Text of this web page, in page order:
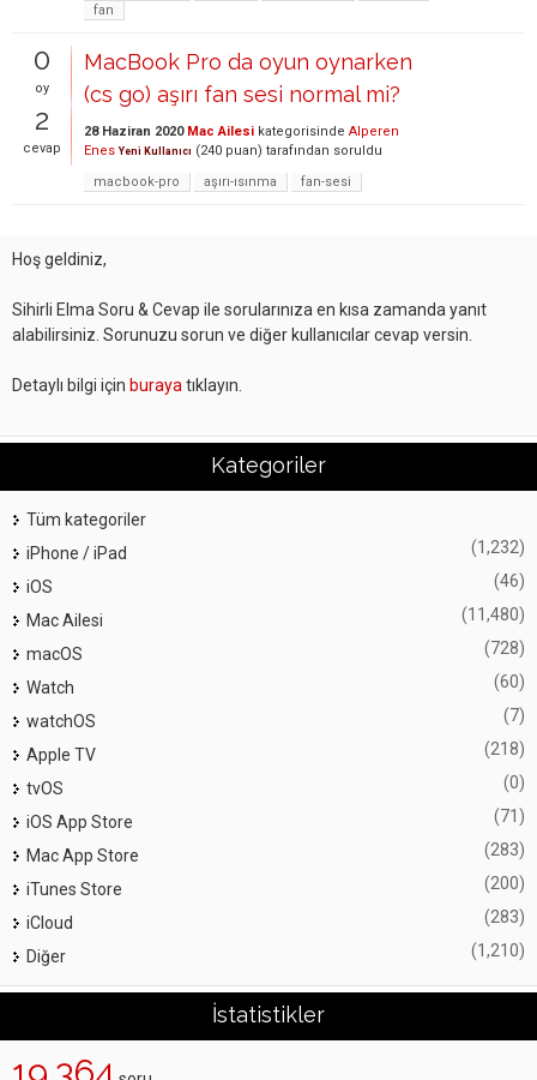
fan
0
oy
2
cevap
MacBook Pro da oyun oynarken
(cs go) aşırı fan sesi normal mi?
28 Haziran 2020 Mac Ailesi kategorisinde Alperen
Enes Yeni Kullanıcı (240 puan) tarafından soruldu
macbook-pro
aşırı-ısınma fan-sesi
Hoş geldiniz,
Sihirli Elma Soru & Cevap ile sorularınıza en kısa zamanda yanıt
alabilirsiniz. Sorunuzu sorun ve diğer kullanıcılar cevap versin.
Detaylı bilgi için buraya tıklayın.
Kategoriler
Tüm kategoriler
iPhone / iPad
(1,232)
iOS (46)
Mac Ailesi (11,480)
macOS (728)
Watch (60)
watchOS (7)
Apple TV (218)
tvOS (0)
iOS App Store (71)
Mac App Store (283)
iTunes Store (200)
iCloud (283)
Diğer (1,210)
İstatistikler